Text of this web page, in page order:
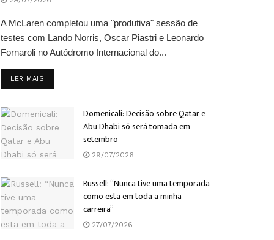
A McLaren completou uma "produtiva" sessão de
testes com Lando Norris, Oscar Piastri e Leonardo
Fornaroli no Autódromo Internacional do...
LER MAIS
Domenicali: Decisão sobre Qatar e
Abu Dhabi só será tomada em
setembro
29/07/2026
Russell: “Nunca tive uma temporada
como esta em toda a minha
carreira”
27/07/2026